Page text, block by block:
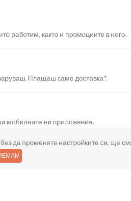
работим, както и промоциите в него.
Плащаш само доставка*.
мобилните ни приложения.
или в избрано от теб време.
да променяте настройките си, ще